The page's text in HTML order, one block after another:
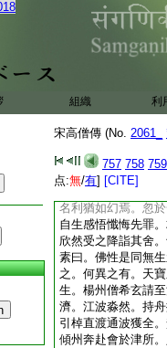
組織 利
宋高僧傳 (No. 2061_
757 758 759
点:無/有] [CITE]
有異度幼而深仁。
歸釋門。父母從之
始奉制度。隷名于
光騰燭定水澄漣。
以勝法。得其不刋
養恬和。敗納
無喜慍。時目之爲
6
人希瞻禮。開
牧韋銑屈居鶴林。
衣空床未甞出戸王
名利猶如幻焉。忽
自生感悟懺悔先罪
欣然受之降詣其舍
素曰。佛性是同無
之。何異之有。天
生。楊州僧希玄請
濟。江波淼然。持
引棹直渡通波獲全
傾州奔赴會於津所